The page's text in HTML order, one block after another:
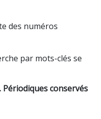
des numéros
par mots-clés se
conservés